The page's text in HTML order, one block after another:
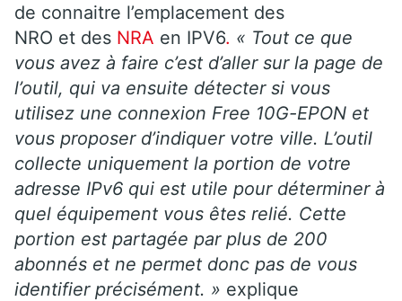
de connaitre l’emplacement des
NRO et des NRA en IPV6. « Tout ce que
vous avez à faire c’est d’aller sur la page de
l’outil, qui va ensuite détecter si vous
utilisez une connexion Free 10G-EPON et
vous proposer d’indiquer votre ville. L’outil
collecte uniquement la portion de votre
adresse IPv6 qui est utile pour déterminer à
quel équipement vous êtes relié. Cette
portion est partagée par plus de 200
abonnés et ne permet donc pas de vous
identifier précisément. » explique